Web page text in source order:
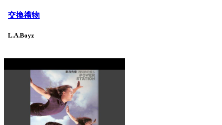
交換禮物
L.A.Boyz